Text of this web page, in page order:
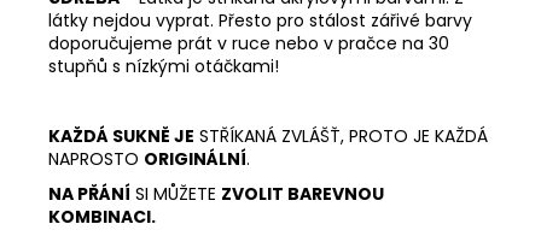
látky nejdou vyprat. Přesto pro stálost zářivé barvy
doporučujeme prát v ruce nebo v pračce na 30
stupňů s nízkými otáčkami!
KAŽDÁ SUKNĚ JE STŘÍKANÁ ZVLÁŠŤ, PROTO JE KAŽDÁ
NAPROSTO ORIGINÁLNÍ.
NA PŘÁNÍ SI MŮŽETE ZVOLIT BAREVNOU
KOMBINACI.